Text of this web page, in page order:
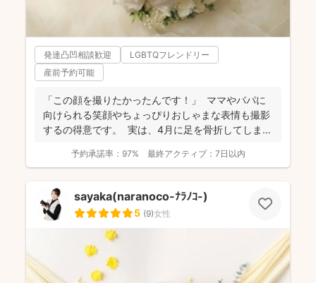
発達凸凹相談歓迎
LGBTQフレンドリー
産前予約可能
「この顔を撮りたかったんです！」 ママやパパに
向けられる笑顔やちょっぴりおしゃまな表情も撮影
するの得意です。 実は、4月に足を骨折してしま
予約承諾率： 97% 最終アクティブ： 7日以内
sayaka(naranoco-ﾅﾗﾉｺ-)
5 (9)女性